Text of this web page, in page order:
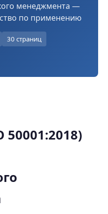
менеджмента —
по применению
30 страниц
50001:2018)